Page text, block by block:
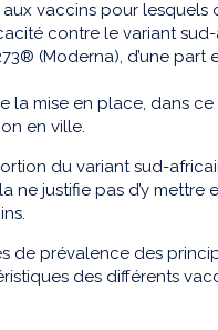
vaccins pour
contre le variant
(Moderna), d’une part
la mise en place, dans
en ville.
du variant sud-
ne justifie pas d’y mettre
de prévalence des
des différents